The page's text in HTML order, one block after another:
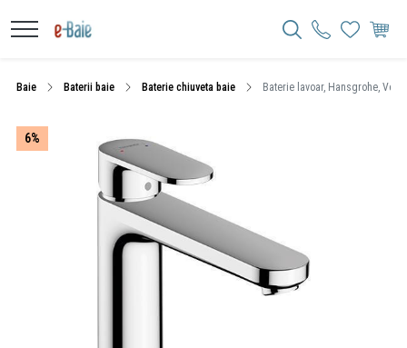
Baie Baterii baie Baterie chiuveta baie Baterie lavoar, Hansgrohe,
6%